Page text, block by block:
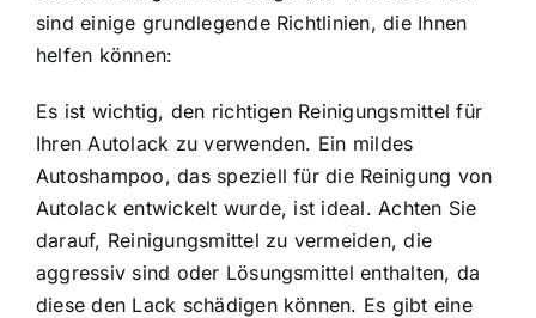
sind einige grundlegende Richtlinien, die Ihnen
helfen können:
Es ist wichtig, den richtigen Reinigungsmittel für
Ihren Autolack zu verwenden. Ein mildes
Autoshampoo, das speziell für die Reinigung von
Autolack entwickelt wurde, ist ideal. Achten Sie
darauf, Reinigungsmittel zu vermeiden, die
aggressiv sind oder Lösungsmittel enthalten, da
diese den Lack schädigen können. Es gibt eine